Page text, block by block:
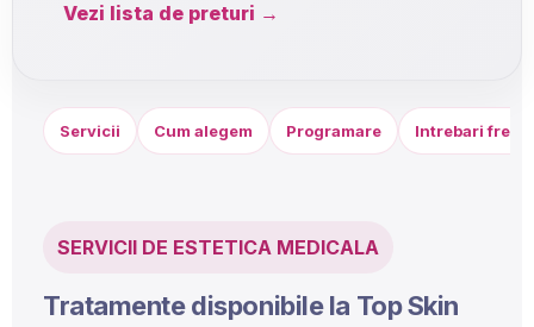
Vezi lista de preturi →
Servicii Cum alegem Programare Intrebari
SERVICII DE ESTETICA MEDICALA
Tratamente disponibile la Top Skin